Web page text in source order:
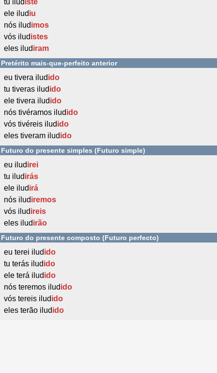
tu iludiste
ele iludiu
nós iludimos
vós iludistes
eles iludiram
Pretérito mais-que-perfeito anterior
eu tivera iludido
tu tiveras iludido
ele tivera iludido
nós tivéramos iludido
vós tivéreis iludido
eles tiveram iludido
Futuro do presente simples (Futuro simple)
eu iludirei
tu iludirás
ele iludirá
nós iludiremos
vós iludireis
eles iludirão
Futuro do presente composto (Futuro perfecto)
eu terei iludido
tu terás iludido
ele terá iludido
nós teremos iludido
vós tereis iludido
eles terão iludido